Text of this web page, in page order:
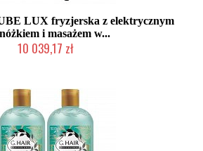
LUX fryzjerska z elektrycznym
i masażem w...
10 039,17 zł